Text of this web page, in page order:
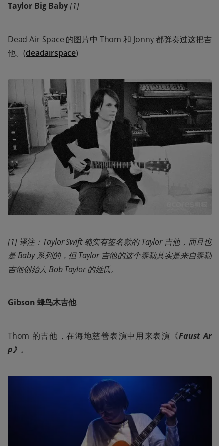
Taylor Big Baby [1]
Dead Air Space 的图片中 Thom 和 Jonny 都弹奏过这把吉
他。(deadairspace)
[1] 译注：Taylor Swift 确实有签名款的 Taylor 吉他，而且也
是 Baby 系列的，但 Taylor 吉他的这个泰勒其实是来自泰勒
吉他创始人 Bob Taylor 的姓氏。
Gibson 蜂鸟木吉他
Thom 的吉他，在海地慈善表演中用来表演《Faust Ar
p》 。